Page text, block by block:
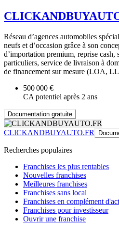
Réseau d’agences automobiles
neufs et d’occasion grâce à son
d’importation premium, reprise cash,
particuliers, service de livraison à
de financement sur mesure (LOA,
500 000 €
CA potentiel après 2 ans
Documentation gratuite
CLICKANDBUYAUTO.FR
Recherches populaires
Franchises les plus rentables
Nouvelles franchises
Meilleures franchises
Franchises sans local
Franchises en complément
Franchises pour investisseur
Ouvrir une franchise